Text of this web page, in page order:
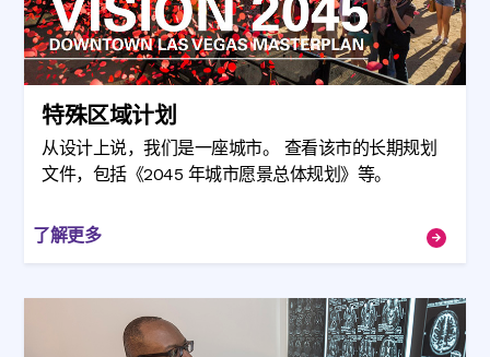
特殊区域计划
从设计上说，我们是一座城市。 查看该市的长期规划
文件，包括《2045 年城市愿景总体规划》等。
了解更多